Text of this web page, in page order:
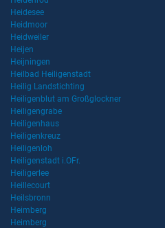
Heidesee
Heidmoor
Heidweiler
Heijen
Heijningen
Heilbad Heiligenstadt
Heilig Landstichting
Heiligenblut am Großglockner
Heiligengrabe
Heiligenhaus
Heiligenkreuz
Heiligenloh
Heiligenstadt i.OFr.
Heiligerlee
Heillecourt
Heilsbronn
Heimberg
Heimberg